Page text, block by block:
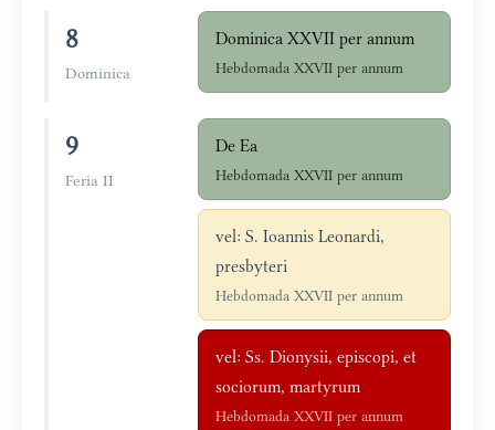
8
Dominica
Dominica XXVII per annum
Hebdomada XXVII per annum
9
Feria II
De Ea
Hebdomada XXVII per annum
vel: S. Ioannis Leonardi,
presbyteri
Hebdomada XXVII per annum
vel: Ss. Dionysii, episcopi, et
sociorum, martyrum
Hebdomada XXVII per annum